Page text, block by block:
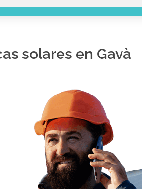
solares en Gavà